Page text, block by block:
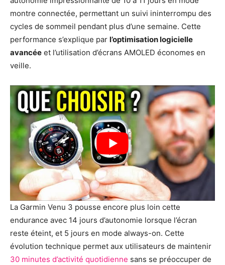
montre connectée, permettant un suivi ininterrompu des
cycles de sommeil pendant plus d’une semaine. Cette
performance s’explique par l’optimisation logicielle
avancée et l’utilisation d’écrans AMOLED économes en
veille.
La Garmin Venu 3 pousse encore plus loin cette
endurance avec 14 jours d’autonomie lorsque l’écran
reste éteint, et 5 jours en mode always-on. Cette
évolution technique permet aux utilisateurs de maintenir
30 minutes d’activité quotidienne sans se préoccuper de